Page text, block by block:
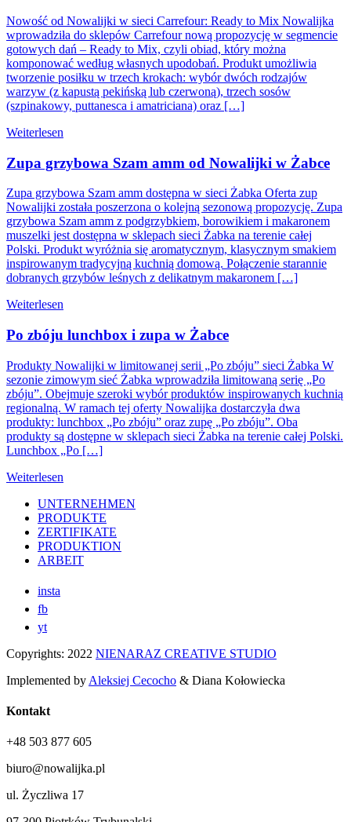
Nowość od Nowalijki w sieci Carrefour: Ready to Mix Nowalijka
wprowadziła do sklepów Carrefour nową propozycję w segmencie
gotowych dań – Ready to Mix, czyli obiad, który można
komponować według własnych upodobań. Produkt umożliwia
tworzenie posiłku w trzech krokach: wybór dwóch rodzajów
warzyw (z kapustą pekińską lub czerwoną), trzech sosów
(szpinakowy, puttanesca i amatriciana) oraz […]
Weiterlesen
Zupa grzybowa Szam amm od Nowalijki w Żabce
Zupa grzybowa Szam amm dostępna w sieci Żabka Oferta zup
Nowalijki została poszerzona o kolejną sezonową propozycję. Zupa
grzybowa Szam amm z podgrzybkiem, borowikiem i makaronem
muszelki jest dostępna w sklepach sieci Żabka na terenie całej
Polski. Produkt wyróżnia się aromatycznym, klasycznym smakiem
inspirowanym tradycyjną kuchnią domową. Połączenie starannie
dobranych grzybów leśnych z delikatnym makaronem […]
Weiterlesen
Po zbóju lunchbox i zupa w Żabce
Produkty Nowalijki w limitowanej serii „Po zbóju” sieci Żabka W
sezonie zimowym sieć Żabka wprowadziła limitowaną serię „Po
zbóju”. Obejmuje szeroki wybór produktów inspirowanych kuchnią
regionalną. W ramach tej oferty Nowalijka dostarczyła dwa
produkty: lunchbox „Po zbóju” oraz zupę „Po zbóju”. Oba
produkty są dostępne w sklepach sieci Żabka na terenie całej Polski.
Lunchbox „Po […]
Weiterlesen
UNTERNEHMEN
PRODUKTE
ZERTIFIKATE
PRODUKTION
ARBEIT
insta
fb
yt
Copyrights: 2022 NIENARAZ CREATIVE STUDIO
Implemented by Aleksiej Cecocho & Diana Kołowiecka
Kontakt
+48 503 877 605
biuro@nowalijka.pl
ul. Życzliwa 17